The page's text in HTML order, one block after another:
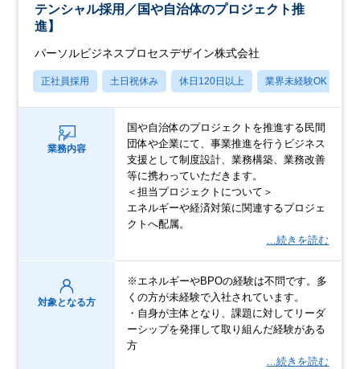
テンシャル採用／国や自治体のプロジェクト推
進】
パーソルビジネスプロセスデザイン株式会社
正社員採用 土日祝休み 休日120日以上 業界未経験OK
業務内容
国や自治体のプロジェクトを推進する民間
団体や企業にて、事業推進を行うビジネス
支援として制度設計、業務構築、業務改善
等に携わっていただきます。
＜担当プロジェクトについて＞
エネルギーや経済対策に関連するプロジェ
クトへ配属。
…続きを読む
対象となる方
※エネルギーやBPOの経験は不問です。多
くの方が未経験で入社されています。
・自身が主体となり、課題に対してリーダ
ーシップを発揮して取り組んだ経験がある
方
…続きを読む